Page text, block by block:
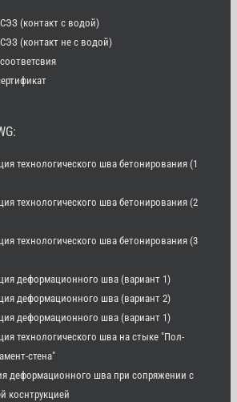
(контакт с водой)
(контакт не с водой)
технологического шва бетонирования (1
технологического шва бетонирования (2
технологического шва бетонирования (3
деформационного шва (вариант 1)
деформационного шва (вариант 2)
деформационного шва (вариант 1)
технологического шва на стыке "Пол-
стена"
деформационного шва при сопряжении с
коснтрукцией